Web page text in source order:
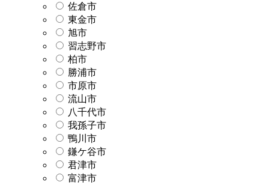
佐倉市
東金市
旭市
習志野市
柏市
勝浦市
市原市
流山市
八千代市
我孫子市
鴨川市
鎌ケ谷市
君津市
富津市